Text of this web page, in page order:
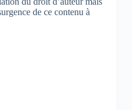
de ce contenu à